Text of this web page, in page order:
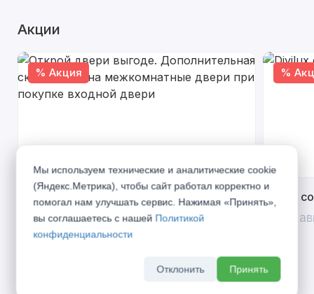
Акции
% Акция
Открой двери выгоде. Дополнительная
скидка 10% на межкомнатные двери при
покупке входной двери
%
Divilux
До 31
Мы используем технические и аналитические cookie
(Яндекс.Метрика), чтобы сайт работал корректно и
помогал нам улучшать сервис. Нажимая «Принять»,
вы соглашаетесь с нашей Политикой
конфиденциальности
Отклонить Принять